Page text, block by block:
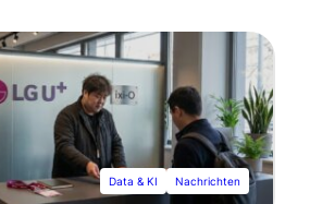
über ein verbessertes
das ihm hilft,
die
zu beeinträchtigen, so
Data & KI Nachrichten